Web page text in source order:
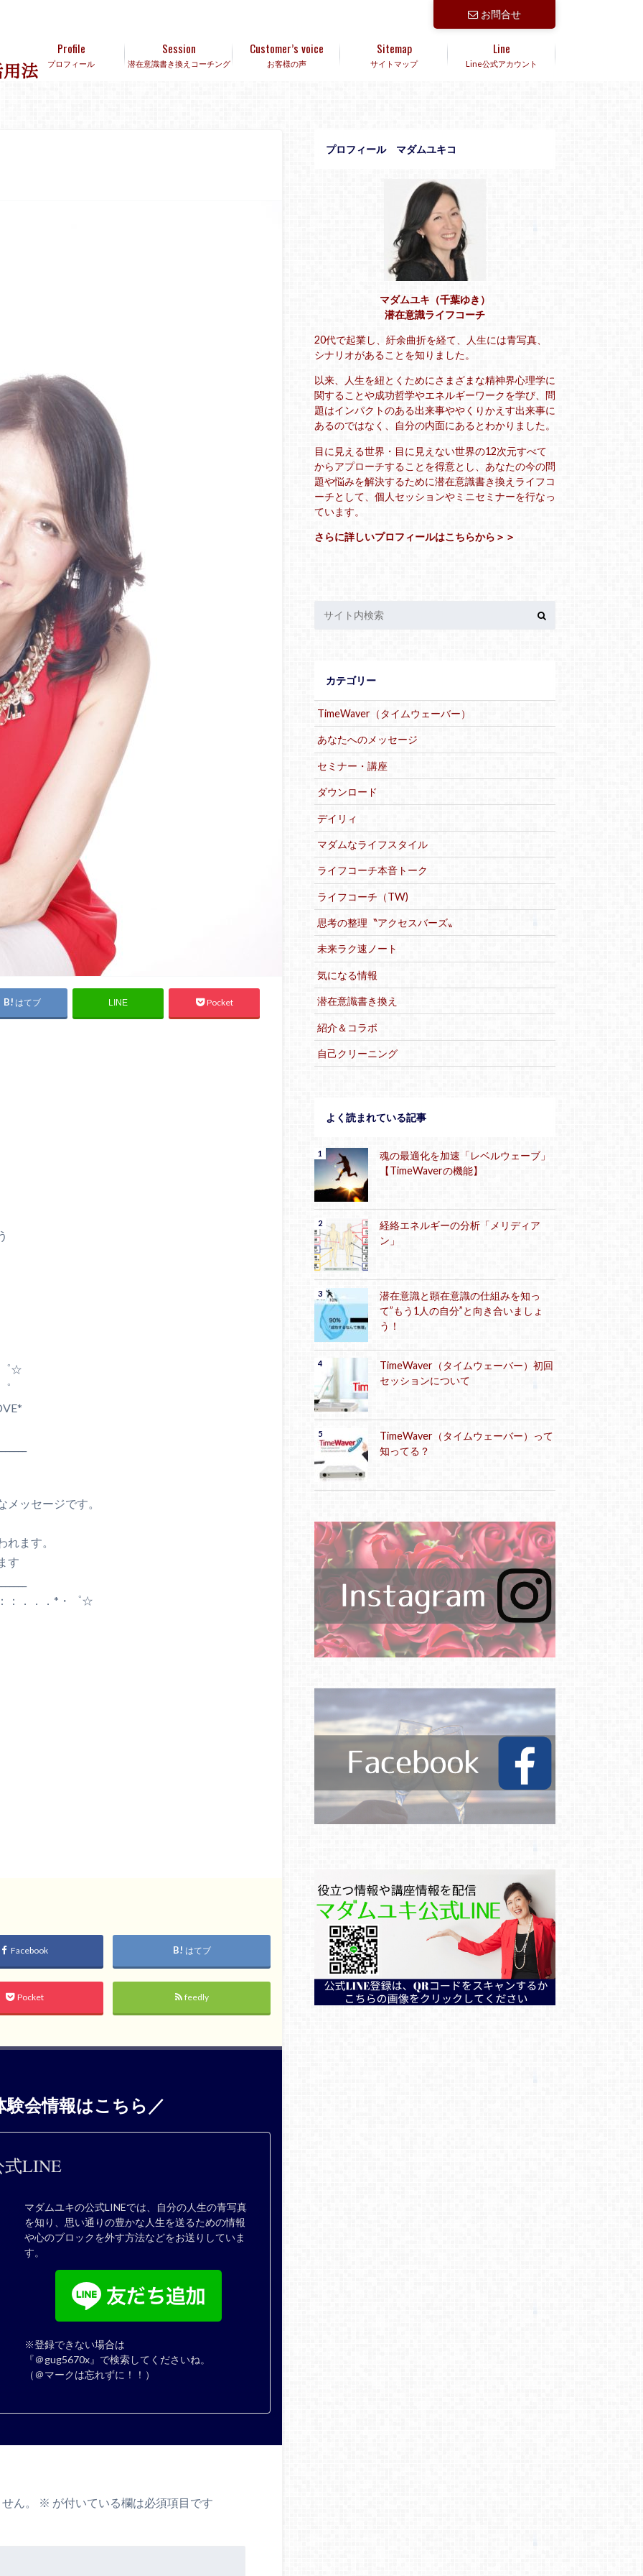
お問合せ
プロフィール
Profile
潜在意識書き換えコーチング
Session
お客様の声
Customer’s voice
サイトマップ
Sitemap
Line公式アカウント
Line
はてブ LINE Pocket
☆
ッセージです。
ます。
す
：．．．*・゜☆
Facebook はてブ
Pocket feedly
会情報はこちら／
式LINE
マダムユキの公式LINEでは、自分の人生の青写真
を知り、思い通りの豊かな人生を送るための情報
や心のブロックを外す方法などをお送りしていま
す。
※登録できない場合は
『＠gug5670x』で検索してくださいね。
（＠マークは忘れずに！！）
ん。 ※ が付いている欄は必須項目です
プロフィール マダムユキコ
マダムユキ（千葉ゆき）
潜在意識ライフコーチ
20代で起業し、紆余曲折を経て、人生には青写真、
シナリオがあることを知りました。
以来、人生を紐とくためにさまざまな精神界心理学に
関することや成功哲学やエネルギーワークを学び、問
題はインパクトのある出来事ややくりかえす出来事に
あるのではなく、自分の内面にあるとわかりました。
目に見える世界・目に見えない世界の12次元すべて
からアプローチすることを得意とし、あなたの今の問
題や悩みを解決するために潜在意識書き換えライフコ
ーチとして、個人セッションやミニセミナーを行なっ
ています。
さらに詳しいプロフィールはこちらから＞＞
カテゴリー
TimeWaver（タイムウェーバー）
あなたへのメッセージ
セミナー・講座
ダウンロード
デイリィ
マダムなライフスタイル
ライフコーチ本音トーク
ライフコーチ（TW)
思考の整理〝アクセスバーズ〟
未来ラク速ノート
気になる情報
潜在意識書き換え
紹介＆コラボ
自己クリーニング
よく読まれている記事
魂の最適化を加速「レベルウェーブ」
【TimeWaverの機能】
経絡エネルギーの分析「メリディア
ン」
潜在意識と顕在意識の仕組みを知っ
て”もう1人の自分”と向き合いましょ
う！
TimeWaver（タイムウェーバー）初回
セッションについて
TimeWaver（タイムウェーバー）って
知ってる？